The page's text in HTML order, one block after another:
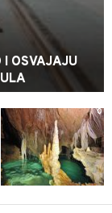
I OSVAJAJU
0